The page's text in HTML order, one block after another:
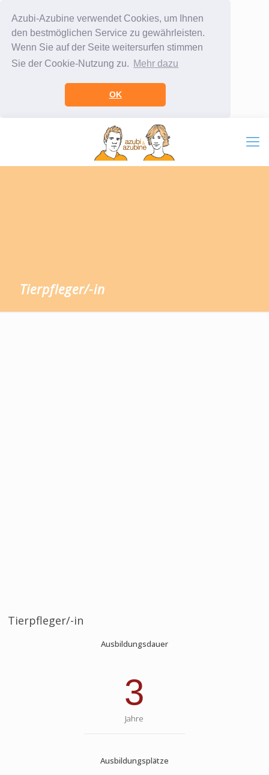
Azubi-Azubine verwendet Cookies, um Ihnen
den bestmöglichen Service zu gewährleisten.
Wenn Sie auf der Seite weitersurfen stimmen
Sie der Cookie-Nutzung zu. Mehr dazu
OK
Tierpfleger/-in
Tierpfleger/-in
Ausbildungsdauer
3
Jahre
Ausbildungsplätze